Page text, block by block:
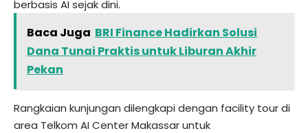
berbasis AI sejak dini.
Baca Juga BRI Finance Hadirkan Solusi
Dana Tunai Praktis untuk Liburan Akhir
Pekan
Rangkaian kunjungan dilengkapi dengan facility tour di
area Telkom AI Center Makassar untuk